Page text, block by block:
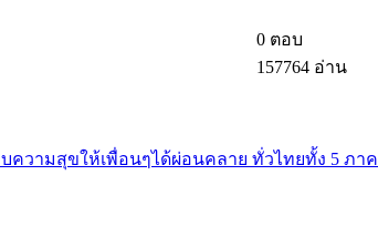
0 ตอบ
157764 อ่าน
ความสุขให้เพื่อนๆได้ผ่อนคลาย ทั่วไทยทั้ง 5 ภาค